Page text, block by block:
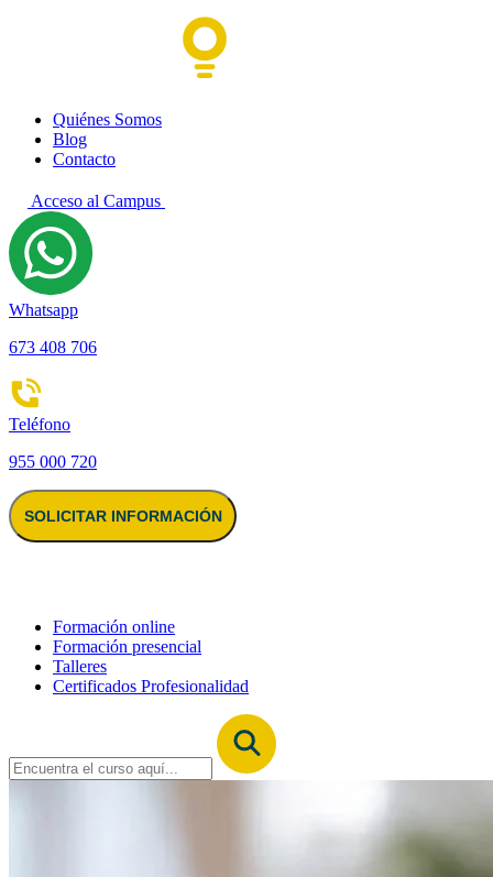
Quiénes Somos
Blog
Contacto
Acceso al Campus
Whatsapp
673 408 706
Teléfono
955 000 720
SOLICITAR INFORMACIÓN
Formación online
Formación presencial
Talleres
Certificados Profesionalidad